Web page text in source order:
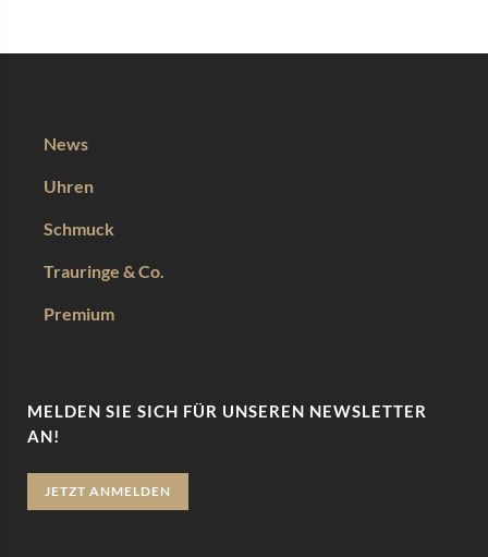
News
Uhren
Schmuck
Trauringe & Co.
Premium
MELDEN SIE SICH FÜR UNSEREN NEWSLETTER
AN!
JETZT ANMELDEN